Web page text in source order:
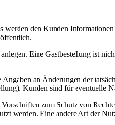
den Kunden
Eine Gastbestellung ist
an Änderungen der
Kunden sind für eventuelle
zum Schutz von
werden. Eine andere Art der